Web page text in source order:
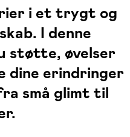
i et trygt og
I denne
støtte, øvelser
dine erindringer
små glimt til